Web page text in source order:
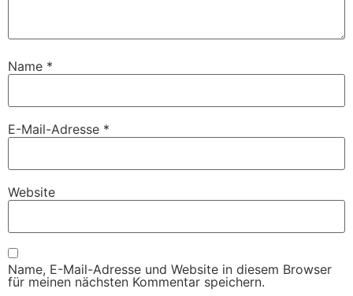
Name *
E-Mail-Adresse *
Website
Name, E-Mail-Adresse und Website in diesem Browser
für meinen nächsten Kommentar speichern.